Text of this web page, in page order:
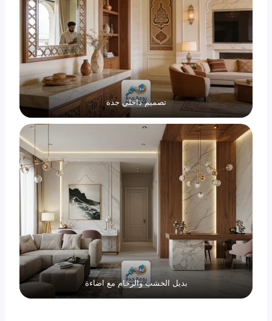
تصميم داخلي جدة
بديل الخشب والرخام مع اضاءة